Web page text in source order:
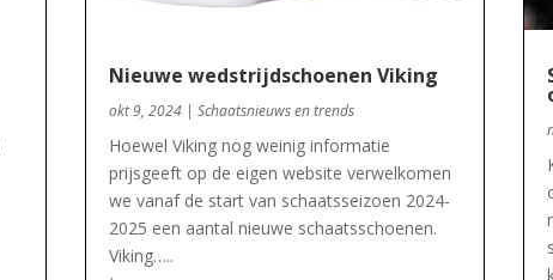
Nieuwe wedstrijdschoenen Viking
okt 9, 2024 |Schaatsnieuws en trends
Hoewel Viking nog weinig informatie
prijsgeeft op de eigen website verwelkomen
we vanaf de start van schaatsseizoen 2024-
2025 een aantal nieuwe schaatsschoenen.
Viking…..